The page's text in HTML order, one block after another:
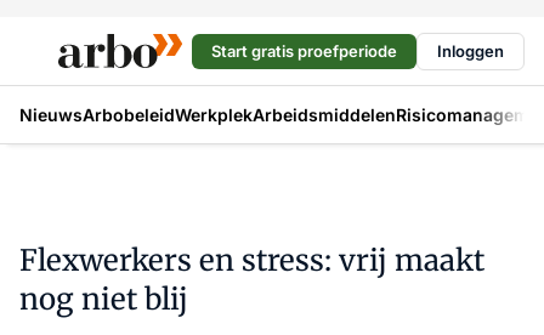
Start gratis proefperiode Inloggen
NieuwsArbobeleidWerkplekArbeidsmiddelen
Flexwerkers en stress: vrij maakt
nog niet blij